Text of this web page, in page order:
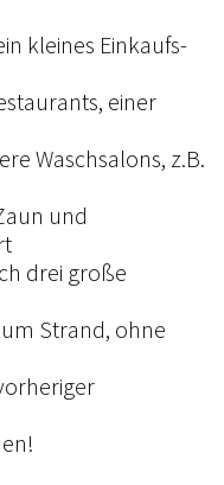
kleines Einkaufs­
einer
Waschsalons, z.B.
und
drei große
Strand, ohne